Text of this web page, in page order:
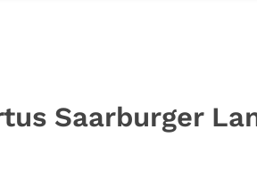
Saarburger